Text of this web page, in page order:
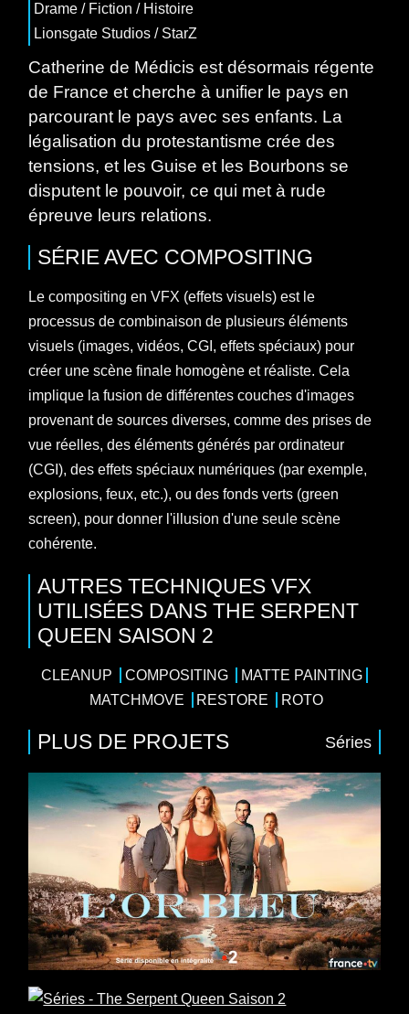
Drame / Fiction / Histoire
Lionsgate Studios / StarZ
Catherine de Médicis est désormais régente
de France et cherche à unifier le pays en
parcourant le pays avec ses enfants. La
légalisation du protestantisme crée des
tensions, et les Guise et les Bourbons se
disputent le pouvoir, ce qui met à rude
épreuve leurs relations.
SÉRIEAVEC COMPOSITING
Le compositing en VFX (effets visuels) est le
processus de combinaison de plusieurs éléments
visuels (images, vidéos, CGI, effets spéciaux) pour
créer une scène finale homogène et réaliste. Cela
implique la fusion de différentes couches d'images
provenant de sources diverses, comme des prises de
vue réelles, des éléments générés par ordinateur
(CGI), des effets spéciaux numériques (par exemple,
explosions, feux, etc.), ou des fonds verts (green
screen), pour donner l'illusion d'une seule scène
cohérente.
AUTRES TECHNIQUES VFX
UTILISÉES DANS THE SERPENT
QUEEN SAISON 2
CLEANUP COMPOSITING
MATTE PAINTING
MATCHMOVE
RESTORE ROTO
PLUS DE PROJETS Séries
Séries
8 x 52
Saga familiale/ Drame/Thriller
Casting : Barbara Probst, Tom Leeb, Valérie Karsenti, Marie
Kremer, Samir
Production : Banijay France, France Télévisions
Séries
4 x 50
Action/Drame/Thriller